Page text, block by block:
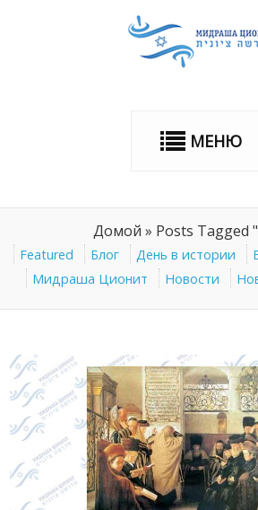
МЕНЮ
Домой » Posts Tagged
Featured Блог День в истории
Мидраша Ционит
Новости